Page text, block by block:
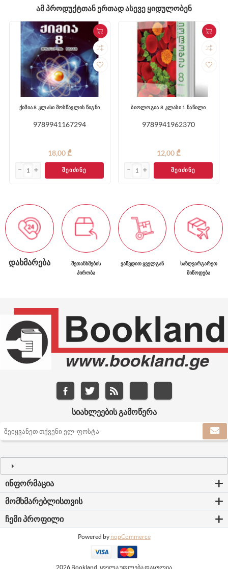
ᲐᲛ ᲞᲠᲝᲓᲣᲥᲢᲗᲐᲜ ᲔᲠᲗᲐᲓ ᲐᲡᲔᲕᲔ ᲧᲘᲓᲣᲚᲝᲑᲔᲜ
ქიმია 8 კლასი მოსწავლის წიგნი
9789941167294
18,00 ₾
ᲨᲔᲘᲫᲘᲜᲔ
ბიოლოგია 8 კლასი 1 ნაწილი
9789941962370
12,00 ₾
ᲨᲔᲘᲫᲘᲜᲔ
ᲓᲐᲮᲛᲐᲠᲔᲑᲐ
ᲨᲔᲗᲐᲜᲮᲛᲔᲑᲘᲡ
ᲞᲘᲠᲝᲑᲐ
ᲕᲐᲬᲕᲓᲘᲗ ᲧᲕᲔᲚᲒᲐᲜ
ᲡᲐᲖᲦᲕᲐᲠᲒᲐᲠᲔᲗ
ᲛᲘᲬᲝᲓᲔᲑᲐ
ᲡᲘᲐᲮᲚᲔᲔᲑᲘᲡ ᲒᲐᲛᲝᲬᲔᲠᲐ
ᲘᲜᲤᲝᲠᲛᲐᲪᲘᲐ
ᲛᲝᲛᲮᲛᲐᲠᲔᲑᲚᲘᲡᲗᲕᲘᲡ
ᲩᲔᲛᲘ ᲞᲠᲝᲤᲘᲚᲘ
Powered by nopCommerce
2026 Bookland. ყველა უფლება დაცულია